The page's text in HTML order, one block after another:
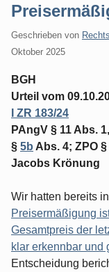
Geschrieben von
Oktober 2025
BGH
Urteil vom
I ZR 183/24
PAngV § 11 Abs.
§ 5b Abs. 4; ZPO §
Jacobs Krönung
Wir hatten bereits
Preisermäßigung
Gesamtpreis der
klar erkennbar und
Entscheidung